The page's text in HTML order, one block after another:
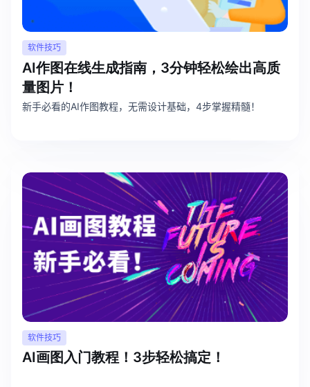
软件技巧
AI作图在线生成指南，3分钟轻松绘出高质
量图片！
新手必看的AI作图教程，无需设计基础，4步掌握精髓！
软件技巧
AI画图入门教程！3步轻松搞定！